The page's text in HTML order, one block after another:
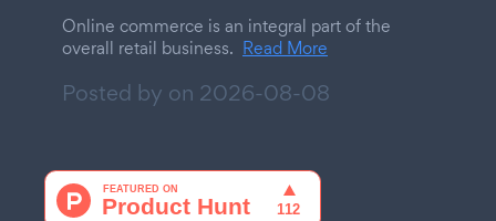
Online commerce is an integral part of the
overall retail business. Read More
Posted by on 2026-08-08